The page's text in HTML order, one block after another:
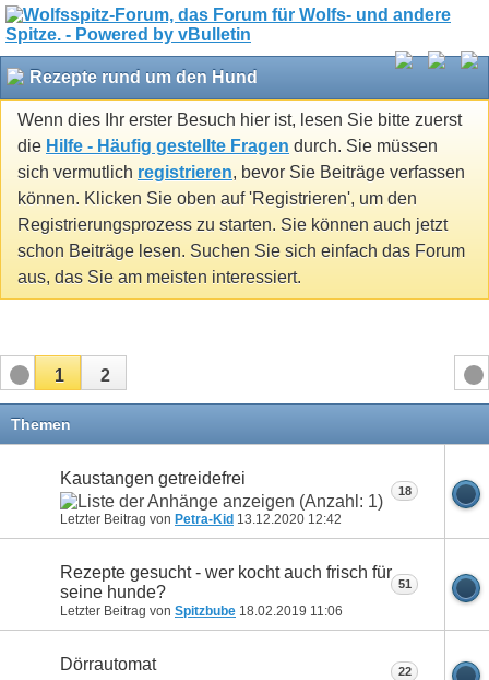
Rezepte rund um den Hund
Wenn dies Ihr erster Besuch hier ist, lesen Sie bitte zuerst
die Hilfe - Häufig gestellte Fragen durch. Sie müssen
sich vermutlich registrieren, bevor Sie Beiträge verfassen
können. Klicken Sie oben auf 'Registrieren', um den
Registrierungsprozess zu starten. Sie können auch jetzt
schon Beiträge lesen. Suchen Sie sich einfach das Forum
aus, das Sie am meisten interessiert.
1 2
Themen
Kaustangen getreidefrei
Letzter Beitrag von Petra-Kid 13.12.2020 12:42
18
Rezepte gesucht - wer kocht auch frisch für
seine hunde?
Letzter Beitrag von Spitzbube 18.02.2019 11:06
51
Dörrautomat 22